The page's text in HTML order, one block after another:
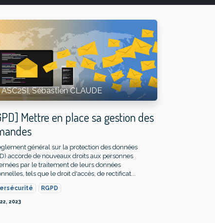
ASC2SI, Sébastien CLAUDE
Mettre en place sa gestion des
général sur la protection des données
accorde de nouveaux droits aux personnes
par le traitement de leurs données
tels que le droit d'accès, de rectificat...
RGPD
2023